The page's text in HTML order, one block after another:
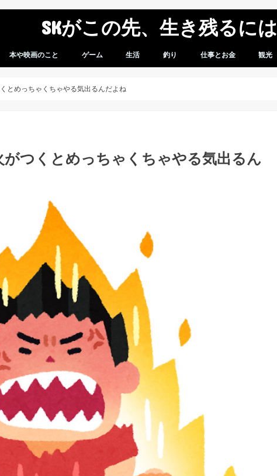
SKがこの先、生き残るには
本や映画のこと ゲーム 生活 釣り 仕事とお金 観光
とめっちゃくちゃやる気出るんだよね
つくとめっちゃくちゃやる気出るん